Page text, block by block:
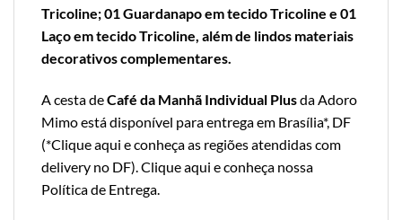
Tricoline; 01 Guardanapo em tecido Tricoline e 01
Laço em tecido Tricoline, além de lindos materiais
decorativos complementares.
A cesta deCafé da Manhã Individual Plusda Adoro
Mimo está disponível para entrega em Brasília*, DF
(*Clique aqui e conheça as regiões atendidas com
delivery no DF). Clique aqui e conheça nossa
Política de Entrega